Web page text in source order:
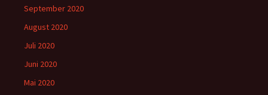
September 2020
August 2020
Juli 2020
Juni 2020
Mai 2020